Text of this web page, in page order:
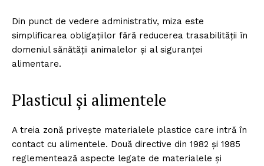
Din punct de vedere administrativ, miza este
simplificarea obligațiilor fără reducerea trasabilității în
domeniul sănătății animalelor și al siguranței
alimentare.
Plasticul și alimentele
A treia zonă privește materialele plastice care intră în
contact cu alimentele. Două directive din 1982 și 1985
reglementează aspecte legate de materialele și